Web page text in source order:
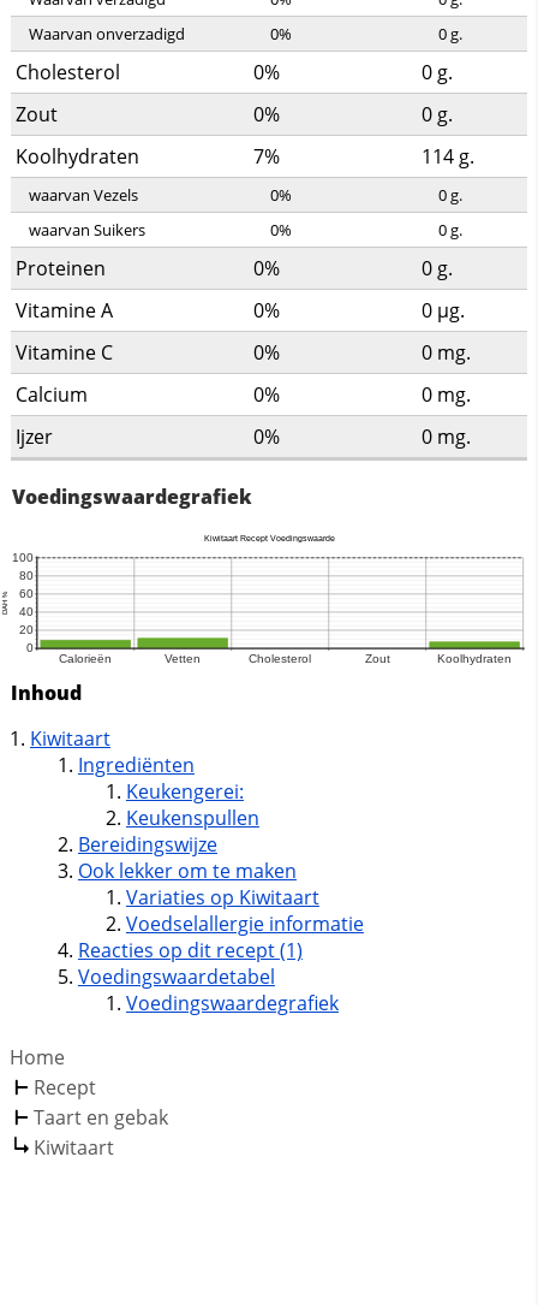
Waarvan onverzadigd
0% 0g.
Cholesterol 0% 0 g.
Zout
0% 0 g.
Koolhydraten
7% 114 g.
waarvan Vezels 0% 0g.
waarvan Suikers
0% 0g.
Proteinen 0% 0 g.
Vitamine A
0% 0 µg.
Vitamine C
0% 0 mg.
Calcium
0% 0 mg.
Ijzer
0% 0 mg.
Voedingswaardegrafiek
Inhoud
Kiwitaart
Ingrediënten
Keukengerei:
Keukenspullen
Bereidingswijze
Ook lekker om te maken
Variaties op Kiwitaart
Voedselallergie informatie
Reacties op dit recept (1)
Voedingswaardetabel
Voedingswaardegrafiek
Home
Recept
Taart en gebak
Kiwitaart